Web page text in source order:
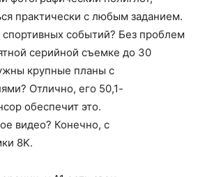
практически с любым заданием.
спортивных событий? Без проблем
серийной съемке до 30
крупные планы с
Отлично, его 50,1-
обеспечит это.
видео? Конечно, с
8K.